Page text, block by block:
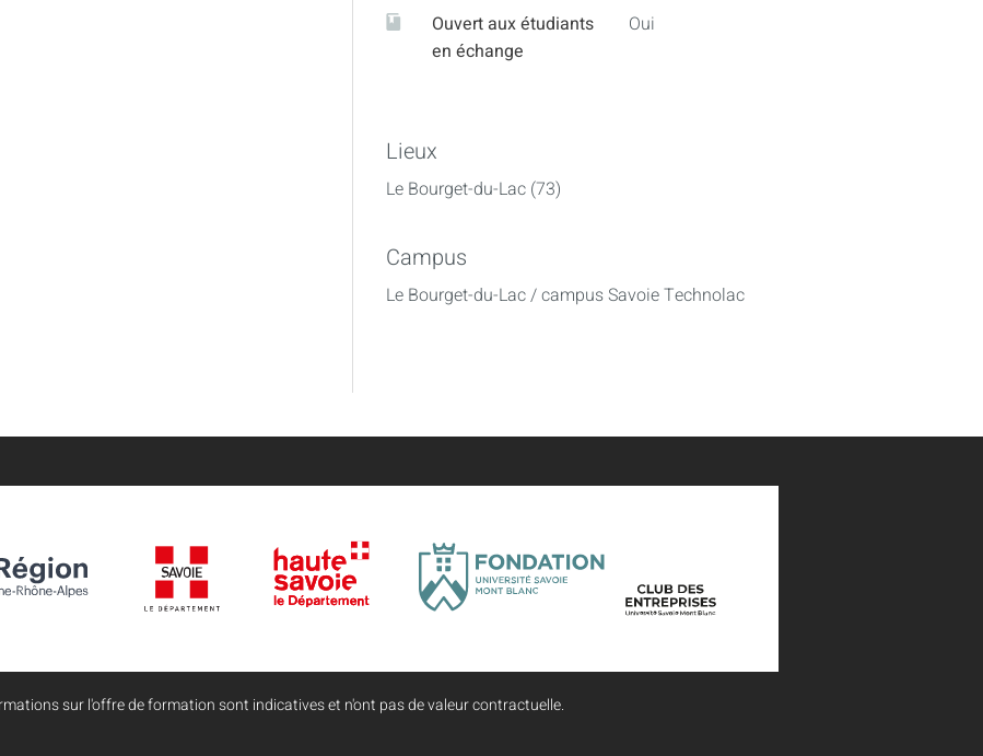
Ouvert aux étudiants
en échange
Oui
Lieux
Le Bourget-du-Lac (73)
Campus
Le Bourget-du-Lac / campus Savoie Technolac
sur l'offre de formation sont indicatives et n'ont pas de valeur contractuelle.